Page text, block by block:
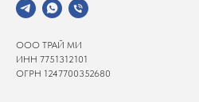
ООО ТРАЙ МИ
ИНН 7751312101
ОГРН 1247700352680